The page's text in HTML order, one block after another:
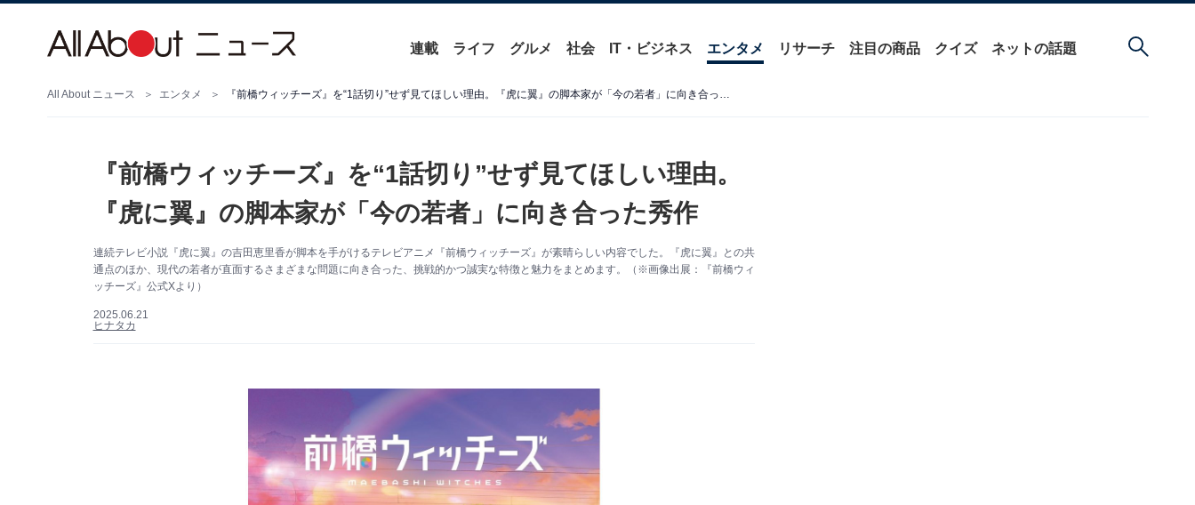
連載 ライフ グルメ 社会 IT・ビジネス エンタメ リサーチ 注目の商品 クイズ ネットの話題
All About ニュース エンタメ 『前橋ウィッチーズ』を“1話切り”せず見てほしい理由。『虎に翼』の脚本家が「今の若者」に向き合った秀作
『前橋ウィッチーズ』を“1話切り”せず見てほしい理由。
『虎に翼』の脚本家が「今の若者」に向き合った秀作
連続テレビ小説『虎に翼』の吉田恵里香が脚本を手がけるテレビアニメ『前橋ウィッチーズ』が素晴らしい内容でした。『虎に翼』との共
通点のほか、現代の若者が直面するさまざまな問題に向き合った、挑戦的かつ誠実な特徴と魅力をまとめます。（※画像出展：『前橋ウィ
ッチーズ』公式Xより）
2025.06.21
ヒナタカ